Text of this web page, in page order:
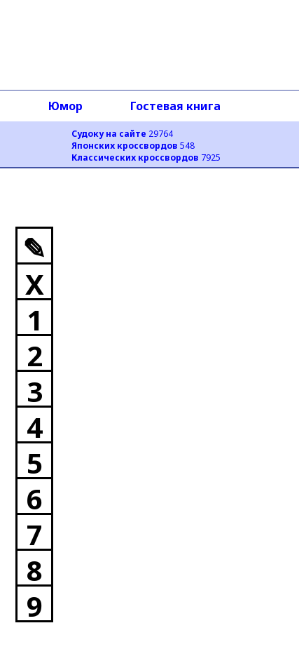
Судоку на сайте 29764
Японских кроссвордов 548
Классических кроссвордов 7925
Юмор Гостевая книга
✎
X
1
2
3
4
5
6
7
8
9